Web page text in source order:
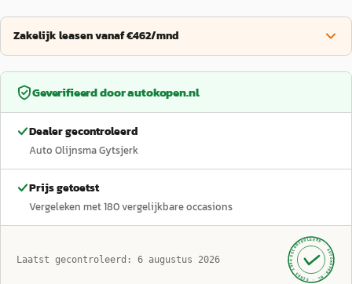
Zakelijk leasen vanaf €462/mnd
Geverifieerd doorautokopen.nl
Dealer gecontroleerd
Auto Olijnsma Gytsjerk
Prijs getoetst
Vergeleken met180vergelijkbare occasions
Laatst gecontroleerd: 6 augustus 2026 GECONTROLEERD ·
AUTOKOPEN.NL
· SINDS 1999 ·